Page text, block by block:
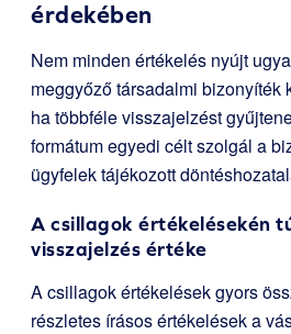
érdekében
Nem minden értékelés nyújt
meggyőző társadalmi bizonyíték
ha többféle visszajelzést
formátum egyedi célt szolgál a
ügyfelek tájékozott
A csillagok értékelésekén
visszajelzés értéke
A csillagok értékelések gyors
részletes írásos értékelések a